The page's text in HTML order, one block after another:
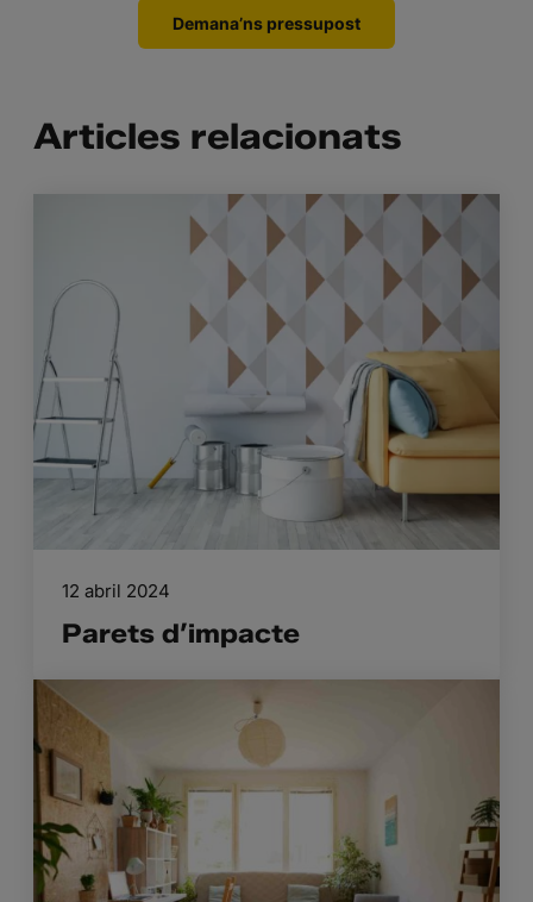
Demana’ns pressupost
Articles relacionats
Parets d’impacte
12 abril 2024